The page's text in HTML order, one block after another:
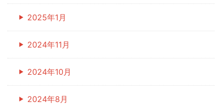
2025年1月
2024年11月
2024年10月
2024年8月